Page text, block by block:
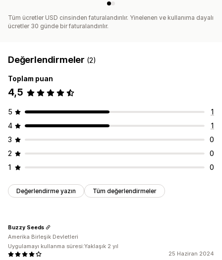
Tüm ücretler USD cinsinden faturalandırılır. Yinelenen ve kullanıma dayalı
ücretler 30 günde bir faturalandırılır.
Değerlendirmeler (2)
Toplam puan
4,5
5
1
4
1
3
0
2
0
1
0
Değerlendirme yazın Tüm değerlendirmeler
25 Haziran 2024
Buzzy Seeds
Amerika Birleşik Devletleri
Uygulamayı kullanma süresi:Yaklaşık 2 yıl